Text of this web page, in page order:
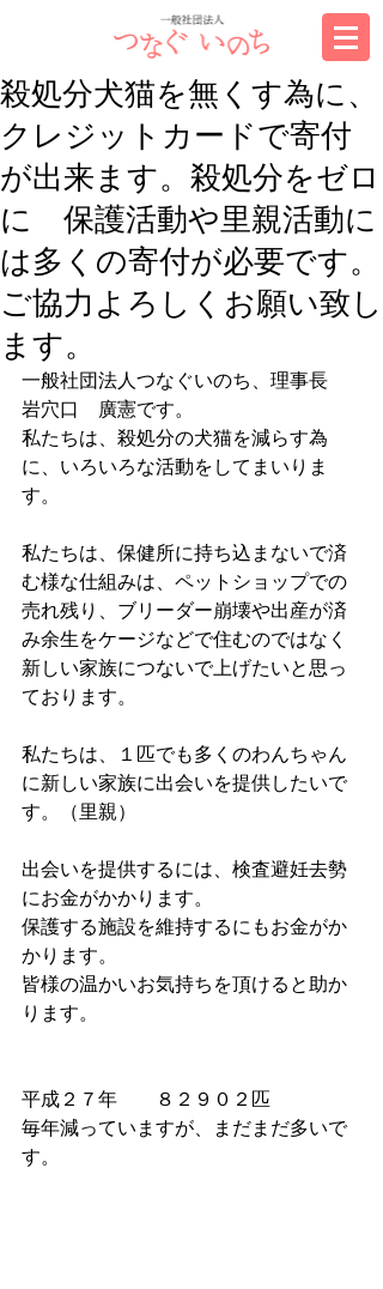
殺処分犬猫を無くす為に、
クレジットカードで寄付
が出来ます。殺処分をゼロ
に 保護活動や里親活動に
は多くの寄付が必要です。
ご協力よろしくお願い致し
ます。
一般社団法人つなぐいのち、理事長
岩穴口　廣憲です。
私たちは、殺処分の犬猫を減らす為
に、いろいろな活動をしてまいりま
す。
私たちは、保健所に持ち込まないで済
む様な仕組みは、ペットショップでの
売れ残り、ブリーダー崩壊や出産が済
み余生をケージなどで住むのではなく
新しい家族につないで上げたいと思っ
ております。
私たちは、１匹でも多くのわんちゃん
に新しい家族に出会いを提供したいで
す。（里親）
出会いを提供するには、検査避妊去勢
にお金がかかります。
保護する施設を維持するにもお金がか
かります。
皆様の温かいお気持ちを頂けると助か
ります。
平成２７年　　８２９０２匹
毎年減っていますが、まだまだ多いで
す。